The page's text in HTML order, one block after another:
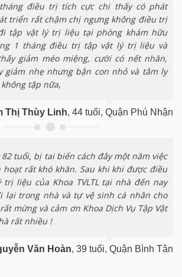
điều trị tích cực chi thấy có phát
triển rất chậm chị ngưng không điều trị
tập vật lý trị liệu tại phòng khám hữu
1 tháng điều trị tập vật lý trị liệu và
giảm méo miệng, cười có nết nhăn,
giảm nhẹ nhưng bận con nhỏ và tâm ly
tập nữa,
Thị Thùy Linh, 44 tuổi, Quận Phú Nhận
tuổi, bị tai biến cách đây một năm việc
rất khó khăn. Sau khi khi được điều
liệu của Khoa TVLTL tại nhà đến nay
lại trong nhà và tự vệ sinh cá nhân cho
mừng và cảm ơn Khoa Dịch Vụ Tập Vật
rất nhiều !
Văn Hoàn, 39 tuổi, Quận Bình Tân